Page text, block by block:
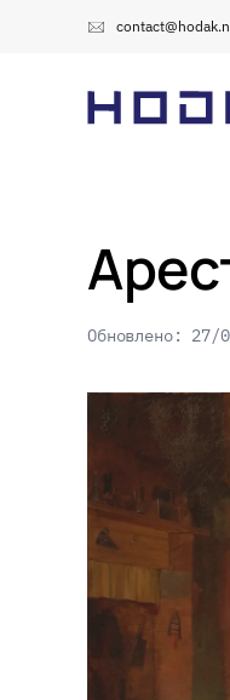
Обновлено: 27/